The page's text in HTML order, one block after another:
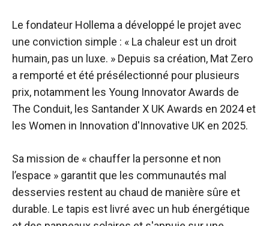
Le fondateur Hollema a développé le projet avec
une conviction simple : « La chaleur est un droit
humain, pas un luxe. » Depuis sa création, Mat Zero
a remporté et été présélectionné pour plusieurs
prix, notamment les Young Innovator Awards de
The Conduit, les Santander X UK Awards en 2024 et
les Women in Innovation d'Innovative UK en 2025.
Sa mission de « chauffer la personne et non
l’espace » garantit que les communautés mal
desservies restent au chaud de manière sûre et
durable. Le tapis est livré avec un hub énergétique